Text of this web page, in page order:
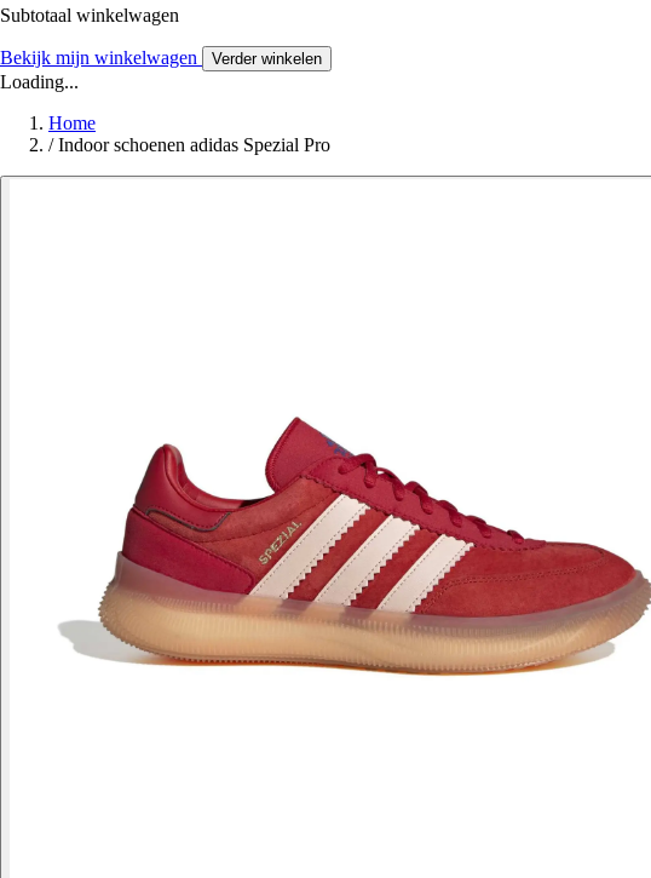
Subtotaal winkelwagen
Bekijk mijn winkelwagen Verder winkelen
Loading...
Home
/ Indoor schoenen adidas Spezial Pro